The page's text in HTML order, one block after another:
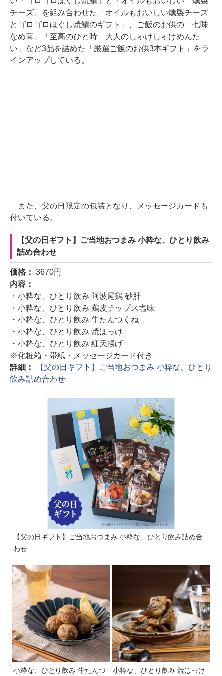
チーズ」を組み合わせた「オイルもおいしい燻製チーズ
とゴロゴロほぐし焼鯖のギフト」、ご飯のお供の「七味
なめ茸」「至高のひと時 大人のしゃけしゃけめんた
い」など3品を詰めた「厳選ご飯のお供3本ギフト」をラ
インアップしている。
また、父の日限定の包装となり、メッセージカードも
付いている。
【父の日ギフト】ご当地おつまみ 小粋な、ひとり飲み
詰め合わせ
価格： 3670円
内容：
・小粋な、ひとり飲み 阿波尾鶏 砂肝
・小粋な、ひとり飲み 鶏皮チップス塩味
・小粋な、ひとり飲み 牛たんつくね
・小粋な、ひとり飲み 焼ほっけ
・小粋な、ひとり飲み 紅天揚げ
※化粧箱・帯紙・メッセージカード付き
詳細：
【父の日ギフト】ご当地おつまみ 小粋な、ひとり
飲み詰め合わせ
【父の日ギフト】ご当地おつまみ 小粋な、ひとり飲み詰め合
わせ
小粋な、ひとり飲み 牛たんつ 小粋な、ひとり飲み 焼ほっけ